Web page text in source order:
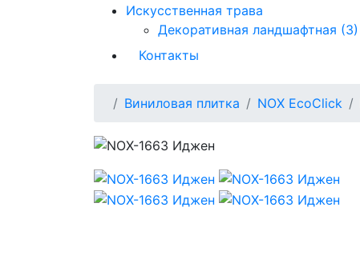
Искусственная трава
Декоративная ландшафтная (3)
Контакты
Виниловая плитка NOX EcoClick